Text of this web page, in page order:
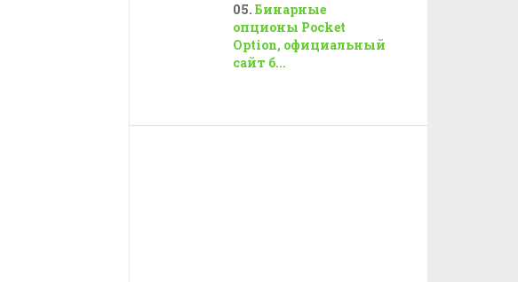
Бинарные
опционы Pocket
Option, официальный
сайт б...